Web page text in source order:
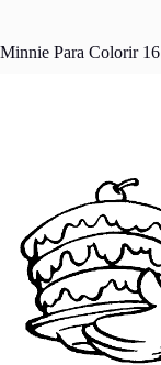
Minnie Para Colorir 16